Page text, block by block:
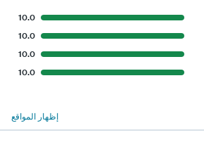
10.0
10.0
10.0
10.0
إظهار المواقع